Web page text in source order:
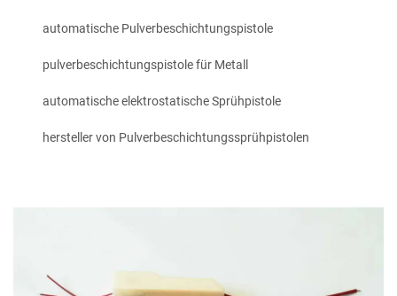
automatische Pulverbeschichtungspistole
pulverbeschichtungspistole für Metall
automatische elektrostatische Sprühpistole
hersteller von Pulverbeschichtungssprühpistolen